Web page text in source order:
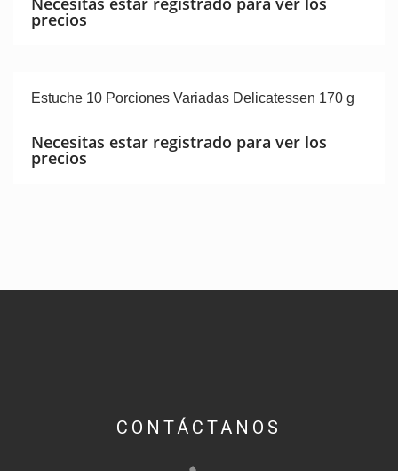
precios
Estuche 10 Porciones Variadas Delicatessen 170 g
Necesitas estar registrado para ver los
precios
CONTÁCTANOS